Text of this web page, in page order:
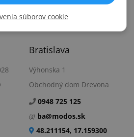
Bratislava
Výhonska 1
Obchodný dom Drevona
0948 725 125
ba@modos.sk
48.211154, 17.159300
súborov cookie